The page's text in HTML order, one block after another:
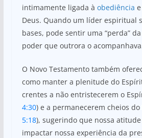
intimamente ligada à obediência
Deus. Quando um líder espiritual
bases, pode sentir uma “perda”
poder que outrora o
O Novo Testamento também
como manter a plenitude do
crentes a não entristecerem o
4:30) e a permanecerem cheios do
5:18), sugerindo que nossa
impactar nossa experiência da